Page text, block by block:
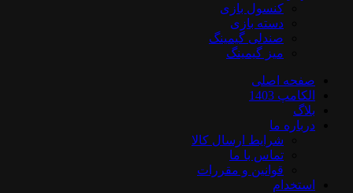
کنسول بازی
دسته بازی
صندلی گیمینگ
میز گیمینگ
صفحه اصلی
الکامپ 1403
بلاگ
درباره ما
شرایط ارسال کالا
تماس با ما
قوانین و مقررات
استخدام